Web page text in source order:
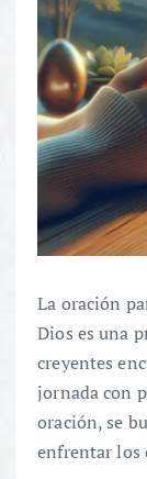
La oración
Dios es una
creyentes
jornada con
oración, se
enfrentar los